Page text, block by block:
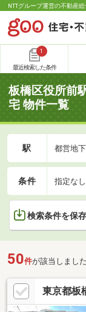
NTTグループ運営の不動産
1
最近検索した条件
板橋区役所前
宅 物件一覧
駅 都営地
条件 指定なし
検索条件を保存
50件が該当しました
東京都板